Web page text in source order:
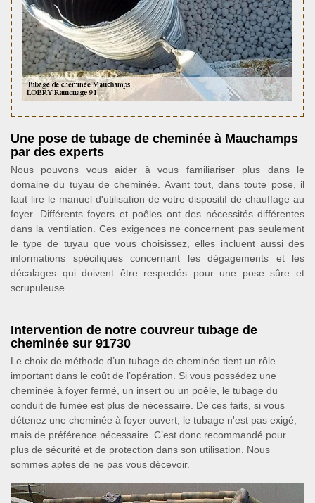
Une pose de tubage de cheminée à Mauchamps
par des experts
Nous pouvons vous aider à vous familiariser plus dans le
domaine du tuyau de cheminée. Avant tout, dans toute pose, il
faut lire le manuel d'utilisation de votre dispositif de chauffage au
foyer. Différents foyers et poêles ont des nécessités différentes
dans la ventilation. Ces exigences ne concernent pas seulement
le type de tuyau que vous choisissez, elles incluent aussi des
informations spécifiques concernant les dégagements et les
décalages qui doivent être respectés pour une pose sûre et
scrupuleuse.
Intervention de notre couvreur tubage de
cheminée sur 91730
Le choix de méthode d’un tubage de cheminée tient un rôle
important dans le coût de l’opération. Si vous possédez une
cheminée à foyer fermé, un insert ou un poêle, le tubage du
conduit de fumée est plus de nécessaire. De ces faits, si vous
détenez une cheminée à foyer ouvert, le tubage n'est pas exigé,
mais de préférence nécessaire. C’est donc recommandé pour
plus de sécurité et de protection dans son utilisation. Nous
sommes aptes de ne pas vous décevoir.